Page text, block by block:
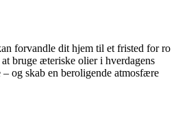
forvandle dit hjem til et fristed for ro
bruge æteriske olier i hverdagens
og skab en beroligende atmosfære